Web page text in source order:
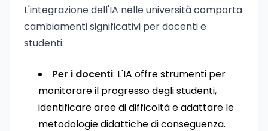
L'integrazione dell'IA nelle università comporta
cambiamenti significativi per docenti e
studenti:
Per i docenti: L'IA offre strumenti per
monitorare il progresso degli studenti,
identificare aree di difficoltà e adattare le
metodologie didattiche di conseguenza.